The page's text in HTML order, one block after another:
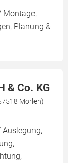
Montage,
Planung &
& Co. KG
Mörlen)